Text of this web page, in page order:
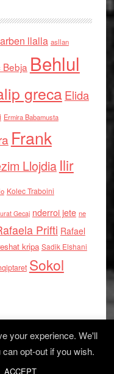
arben llalla asllan
Behlul
grecaElida
Ermira Babamusta
Frank
Llojdia Ilir
Kolec Traboini
Gecaj nderroi jete ne
Prifti Rafael
kripa Sadik Elshani
Sokol
your experience. We'll
opt-out if you wish.
ACCEPT